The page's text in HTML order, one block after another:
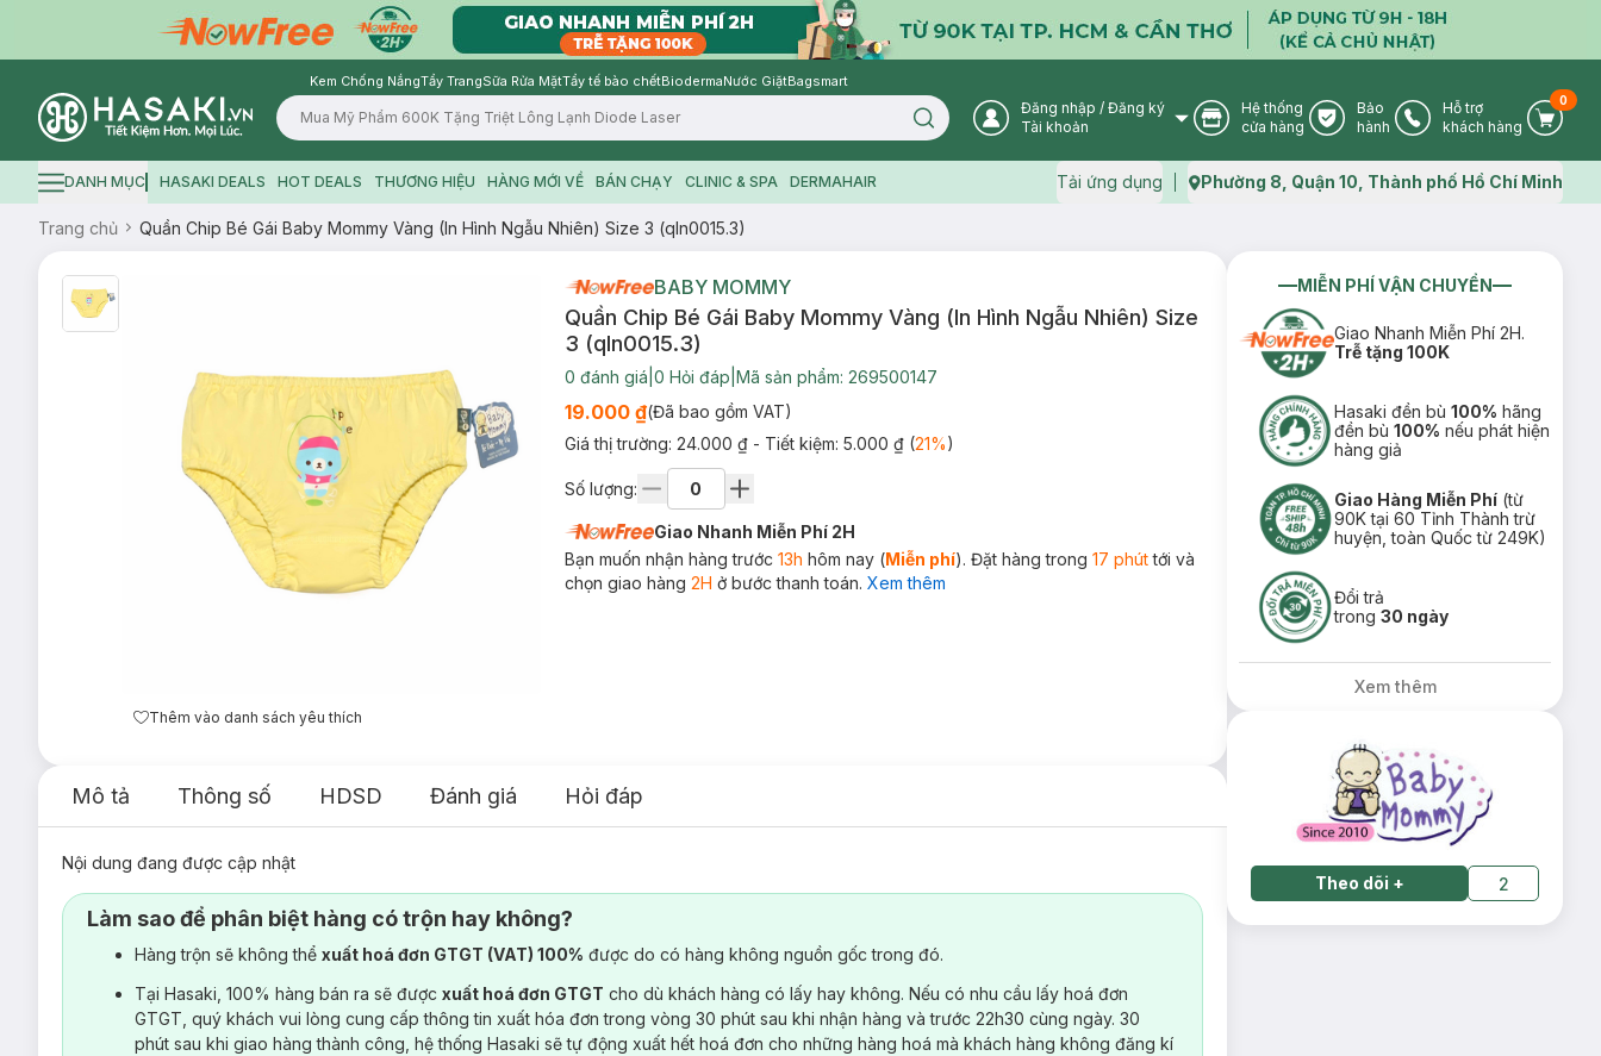
Kem Chống NắngTẩy TrangSữa Rửa MặtTẩy tế bào chếtBiodermaNước GiặtBagsmart
Logo
Search icon User Icon
Đăng nhập / Đăng ký
Tài khoản
Store Icon
Hệ thống
cửa hàng
Warranty Icon
Bảo
hành
Phone Icon
Hỗ trợ
khách hàng
Cart
0
Hamburger icon
DANH MỤC HASAKI DEALS HOT DEALS THƯƠNG HIỆU HÀNG MỚI VỀ BÁN CHẠY CLINIC & SPA DERMAHAIR Tải ứng dụng Map icon
Phường 8, Quận 10, Thành phố Hồ Chí Minh
Trang chủ Quần Chip Bé Gái Baby Mommy Vàng (In Hình Ngẫu Nhiên) Size 3 (qln0015.3)
Thêm vào danh sách yêu thích
BABY MOMMY
Quần Chip Bé Gái Baby Mommy Vàng (In Hình Ngẫu Nhiên) Size
3 (qln0015.3)
0 đánh giá 0 Hỏi đáp Mã sản phẩm: 269500147
19.000 ₫(Đã bao gồm VAT)
Giá thị trường: 24.000 ₫ - Tiết kiệm: 5.000 ₫(21%)
Số lượng:
Giao Nhanh Miễn Phí 2H
Bạn muốn nhận hàng trước 13h hôm nay (Miễn phí). Đặt hàng trong 17 phúttới và
chọn giao hàng 2H ở bước thanh toán. Xem thêm
Mô tả Thông số HDSD Đánh giá Hỏi đáp
Nội dung đang được cập nhật
Làm sao để phân biệt hàng có trộn hay không?
Hàng trộn sẽ không thể xuất hoá đơn GTGT (VAT) 100% được do có hàng không nguồn gốc trong đó.
Tại Hasaki, 100% hàng bán ra sẽ được xuất hoá đơn GTGT cho dù khách hàng có lấy hay không. Nếu có nhu cầu lấy hoá đơn
GTGT, quý khách vui lòng cung cấp thông tin xuất hóa đơn trong vòng 30 phút sau khi nhận hàng và trước 22h30 cùng ngày. 30
phút sau khi giao hàng thành công, hệ thống Hasaki sẽ tự động xuất hết hoá đơn cho những hàng hoá mà khách hàng không đăng kí
MIỄN PHÍ VẬN CHUYỂN
Giao Nhanh Miễn Phí 2H.
Trễ tặng 100K
Hasaki đền bù100% hãng
đền bù100% nếu phát hiện
hàng giả
Giao Hàng Miễn Phí (từ
90K tại 60 Tỉnh Thành trừ
huyện, toàn Quốc từ 249K)
Đổi trả
trong30 ngày
Xem thêm
Theo dõi + 2